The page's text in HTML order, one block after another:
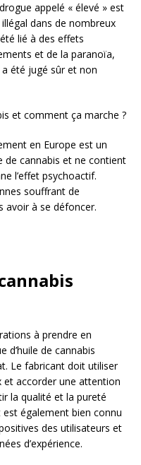
appelé « élevé » est
dans de nombreux
lié à des effets
et de la paranoïa,
été jugé sûr et non
et comment ça marche ?
en Europe est un
de cannabis et ne contient
l’effet psychoactif.
souffrant de
avoir à se défoncer.
à prendre en
d’huile de cannabis
Le fabricant doit utiliser
et accorder une attention
la qualité et la pureté
également bien connu
des utilisateurs et
d’expérience.